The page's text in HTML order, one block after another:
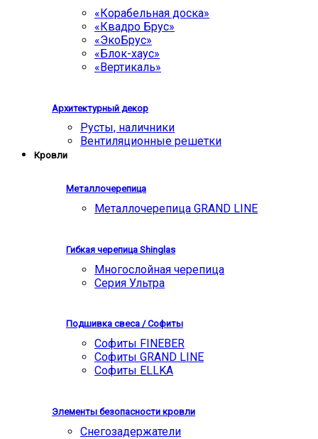
«Корабельная доска»
«Квадро Брус»
«ЭкоБрус»
«Блок-хаус»
«Вертикаль»
Архитектурный декор
Русты, наличники
Вентиляционные решетки
Кровли
Металлочерепица
Металлочерепица GRAND LINE
Гибкая черепица Shinglas
Многослойная черепица
Серия Ультра
Подшивка свеса / Софиты
Софиты FINEBER
Софиты GRAND LINE
Софиты ELLKA
Элементы безопасности кровли
Снегозадержатели